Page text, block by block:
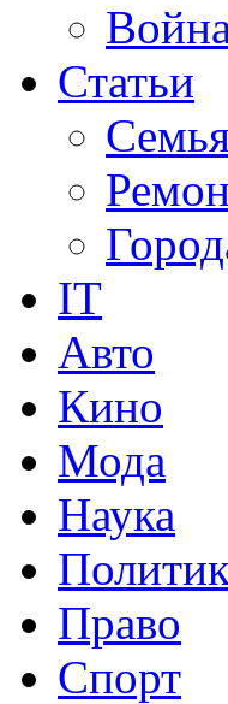
Статьи
IT
Авто
Кино
Мода
Наука
Право
Спорт